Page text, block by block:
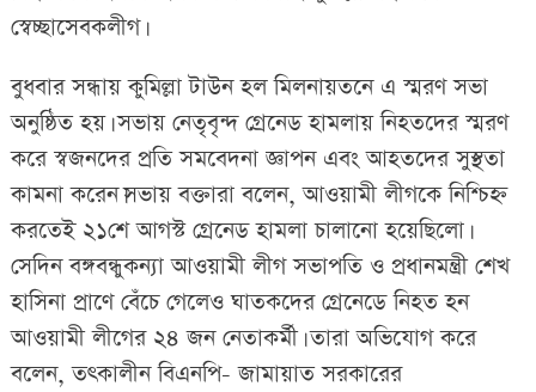
স্বেচ্ছাসেবকলীগ।
বুধবার সন্ধায় কুমিল্লা টাউন হল মিলনায়তনে এ স্মরণ সভা
অনুষ্ঠিত হয়। সভায় নেতৃবৃন্দ গ্রেনেড হামলায় নিহতদের স্মরণ
করে স্বজনদের প্রতি সমবেদনা জ্ঞাপন এবং আহতদের সুস্থতা
কামনা করেন।সভায় বক্তারা বলেন, আওয়ামী লীগকে নিশ্চিহ্ন
করতেই ২১শে আগস্ট গ্রেনেড হামলা চালানো হয়েছিলো।
সেদিন বঙ্গবন্ধুকন্যা আওয়ামী লীগ সভাপতি ও প্রধানমন্ত্রী শেখ
হাসিনা প্রাণে বেঁচে গেলেও ঘাতকদের গ্রেনেডে নিহত হন
আওয়ামী লীগের ২৪ জন নেতাকর্মী। তারা অভিযোগ করে
বলেন, তৎকালীন বিএনপি- জামায়াত সরকারের